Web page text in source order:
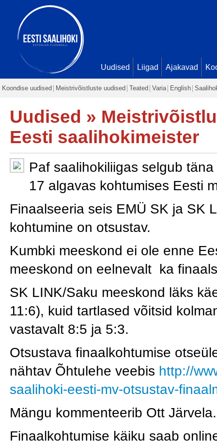
Uudised Liigad Ajakavad
Koondise uudised Meistrivõistluste uudised Teated Varia English
Uudised »
Eesti saalihokimeister
Paf saalihokiliigas selgub
17 algavas kohtumises Eesti
Finaalseeria seis EMÜ SK ja SK
kohtumine on otsustav.
Kumbki meeskond ei ole enne
meeskond on eelnevalt ka
SK LINK/Saku meeskond läks
11:6), kuid tartlased võitsid
vastavalt 8:5 ja 5:3.
Otsustava finaalkohtumise
nähtav Õhtulehe veebis http://
saalihoki-eesti-mv-otsustav-
Mängu kommenteerib Ott
Finaalkohtumise käiku saab